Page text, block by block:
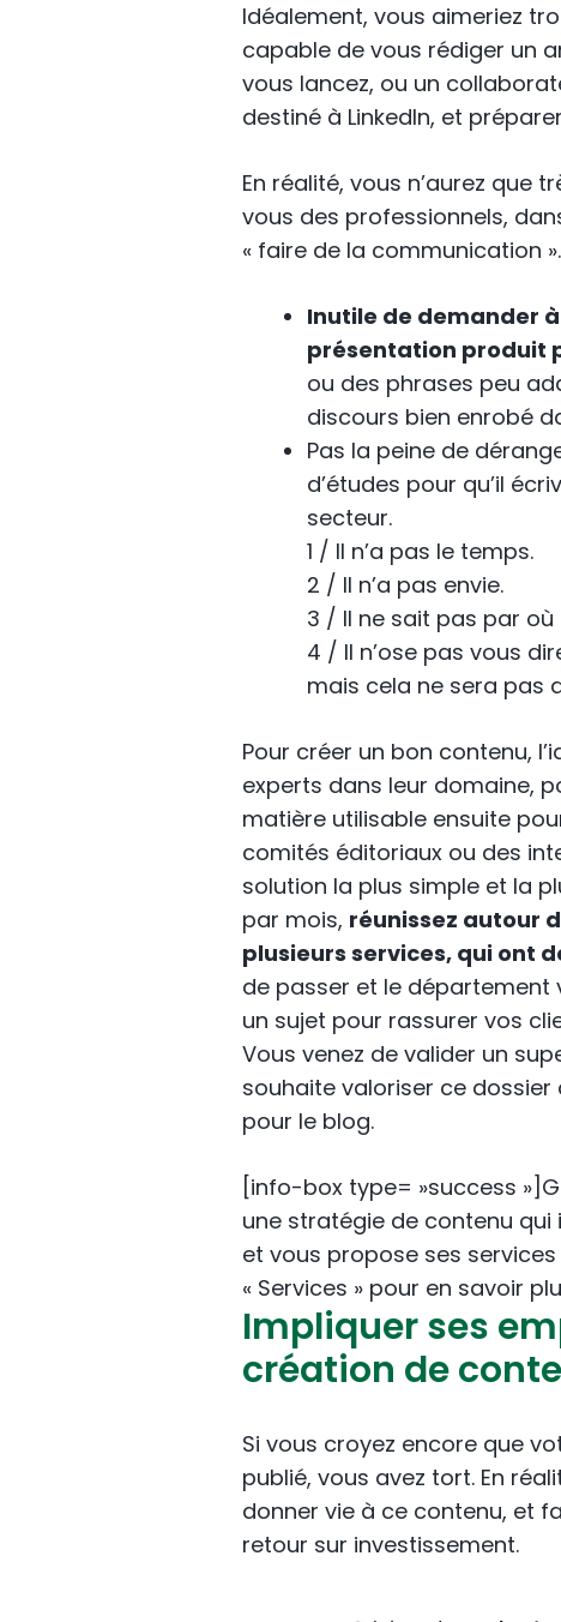
Idéalement, vous aimeriez
capable de vous rédiger un
vous lancez, ou un
destiné à LinkedIn, et
En réalité, vous n’aurez que
vous des professionnels,
« faire de la communication ».
Inutile de demander
présentation produit
ou des phrases peu
discours bien enrobé
Pas la peine de
d’études pour qu’il
secteur.
1 / Il n’a pas le temps.
2 / Il n’a pas envie.
3 / Il ne sait pas par
4 / Il n’ose pas vous
mais cela ne sera pas
Pour créer un bon contenu,
experts dans leur domaine,
matière utilisable ensuite
comités éditoriaux ou des
solution la plus simple et la
par mois, réunissez autour
plusieurs services, qui ont
de passer et le département
un sujet pour rassurer vos
Vous venez de valider un
souhaite valoriser ce dossier
pour le blog.
[info-box type= »success
une stratégie de contenu qui
et vous propose ses
« Services » pour en savoir
Impliquer ses
création de
Si vous croyez encore que
publié, vous avez tort. En
donner vie à ce contenu, et
retour sur investissement.